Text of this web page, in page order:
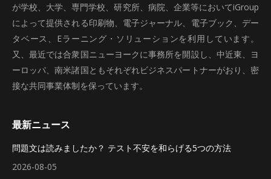
が学校、大学、専門学校、研究所、病院、企業等においてiGroup
によって提供される印刷物、電子ジャーナル、電子ブック、デー
タベース、Eラーニング・ソリューションを利用しています。
又、最近では合衆国ニューヨークに事務所を開設し、中近東、ヨ
ーロッパ、南米諸国ともそれぞれビジネスパートナーがおり、密
接な共同事業体制を保っています。
最新ニュース
問題文は読みましたか？ テスト不安を和らげる5つの方法
2026-08-05